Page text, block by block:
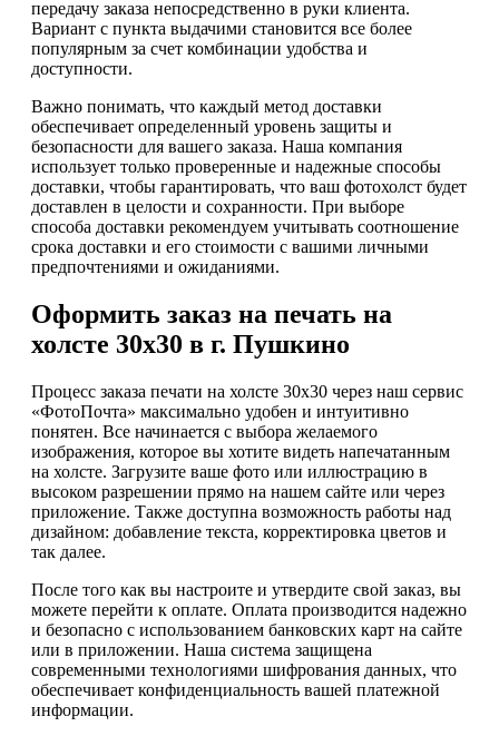
передачу заказа непосредственно в руки клиента.
Вариант с пункта выдачими становится все более
популярным за счет комбинации удобства и
доступности.
Важно понимать, что каждый метод доставки
обеспечивает определенный уровень защиты и
безопасности для вашего заказа. Наша компания
использует только проверенные и надежные способы
доставки, чтобы гарантировать, что ваш фотохолст будет
доставлен в целости и сохранности. При выборе
способа доставки рекомендуем учитывать соотношение
срока доставки и его стоимости с вашими личными
предпочтениями и ожиданиями.
Оформить заказ на печать на
холсте 30х30 в г. Пушкино
Процесс заказа печати на холсте 30х30 через наш сервис
«ФотоПочта» максимально удобен и интуитивно
понятен. Все начинается с выбора желаемого
изображения, которое вы хотите видеть напечатанным
на холсте. Загрузите ваше фото или иллюстрацию в
высоком разрешении прямо на нашем сайте или через
приложение. Также доступна возможность работы над
дизайном: добавление текста, корректировка цветов и
так далее.
После того как вы настроите и утвердите свой заказ, вы
можете перейти к оплате. Оплата производится надежно
и безопасно с использованием банковских карт на сайте
или в приложении. Наша система защищена
современными технологиями шифрования данных, что
обеспечивает конфиденциальность вашей платежной
информации.